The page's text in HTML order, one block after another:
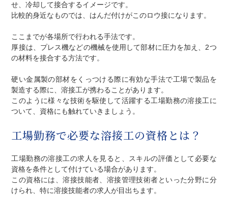
せ、冷却して接合するイメージです。
比較的身近なものでは、はんだ付けがこのロウ接になります。
ここまでが各場所で行われる手法です。
厚接は、プレス機などの機械を使用して部材に圧力を加え、2つ
の材料を接合する方法です。
硬い金属製の部材をくっつける際に有効な手法で工場で製品を
製造する際に、溶接工が携わることがあります。
このように様々な技術を駆使して活躍する工場勤務の溶接工に
ついて、資格にも触れていきましょう。
工場勤務で必要な溶接工の資格とは？
工場勤務の溶接工の求人を見ると、スキルの評価として必要な
資格を条件として付けている場合があります。
この資格には、溶接技能者、溶接管理技術者といった分野に分
けられ、特に溶接技能者の求人が目出ちます。